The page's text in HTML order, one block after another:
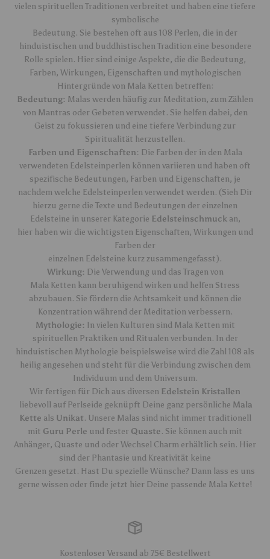
vielen spirituellen Traditionen verbreitet und haben eine tiefere
symbolische
Bedeutung. Sie bestehen oft aus 108 Perlen, die in der
hinduistischen und buddhistischen Tradition eine besondere
Rolle spielen. Hier sind einige Aspekte, die die Bedeutung,
Farben, Wirkungen, Eigenschaften und mythologischen
Hintergründe von Mala Ketten betreffen:
Bedeutung: Malas werden häufig zur Meditation, zum Zählen
von Mantras oder Gebeten verwendet. Sie helfen dabei, den
Geist zu fokussieren und eine tiefere Verbindung zur
Spiritualität herzustellen.
Farben und Eigenschaften: Die Farben der in den Mala
verwendeten Edelsteinperlen können variieren und haben oft
spezifische Bedeutungen, Farben und Eigenschaften, je
nachdem welche Edelsteinperlen verwendet werden. (Sieh Dir
hierzu gerne die Texte und Bedeutungen der einzelnen
Edelsteine in unserer Kategorie Edelsteinschmuckan,
hier haben wir die wichtigsten Eigenschaften, Wirkungen und
Farben der
einzelnen Edelsteine kurz zusammengefasst).
Wirkung: Die Verwendung und das Tragen von
Mala Ketten kann beruhigend wirken und helfen Stress
abzubauen. Sie fördern die Achtsamkeit und können die
Konzentration während der Meditation verbessern.
Mythologie: In vielen Kulturen sind Mala Ketten mit
spirituellen Praktiken und Ritualen verbunden. In der
hinduistischen Mythologie beispielsweise wird die Zahl 108 als
heilig angesehen und steht für die Verbindung zwischen dem
Individuum und dem Universum.
Wir fertigen für Dich aus diversen Edelstein Kristallen
liebevoll auf Perlseide geknüpft Deine ganz persönliche Mala
Kette als Unikat. Unsere Malas sind nicht immer traditionell
mit Guru Perle und fester Quaste. Sie können auch mit
Anhänger, Quaste und oder Wechsel Charm erhältlich sein. Hier
sind der Phantasie und Kreativität keine
Grenzen gesetzt. Hast Du spezielle Wünsche? Dann lass es uns
gerne wissen oder finde jetzt hier Deine passende Mala Kette!
Kostenloser Versand ab 75€ Bestellwert